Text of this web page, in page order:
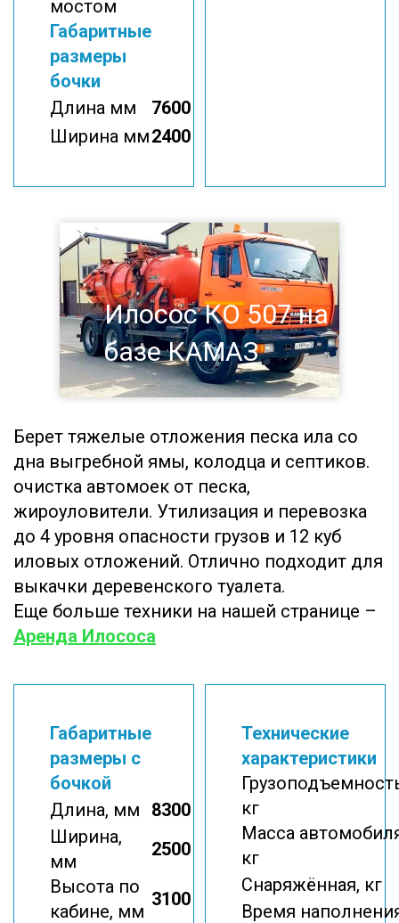
мостом
Габаритные
размеры
бочки
Длина мм
7600
Ширина мм2400
Илосос КО 507 на
базе КАМАЗ
Берет тяжелые отложения песка ила со
дна выгребной ямы, колодца и септиков.
очистка автомоек от песка,
жироуловители. Утилизация и перевозка
до 4 уровня опасности грузов и 12 куб
иловых отложений. Отлично подходит для
выкачки деревенского туалета.
Еще больше техники на нашей странице –
Аренда Илососа
Габаритные
размеры с
бочкой
Длина, мм
8300
Ширина,
мм
2500
Высота по
кабине, мм
3100
Технические
характеристики
кг
Масса
кг
Снаряжённая, кг
Время